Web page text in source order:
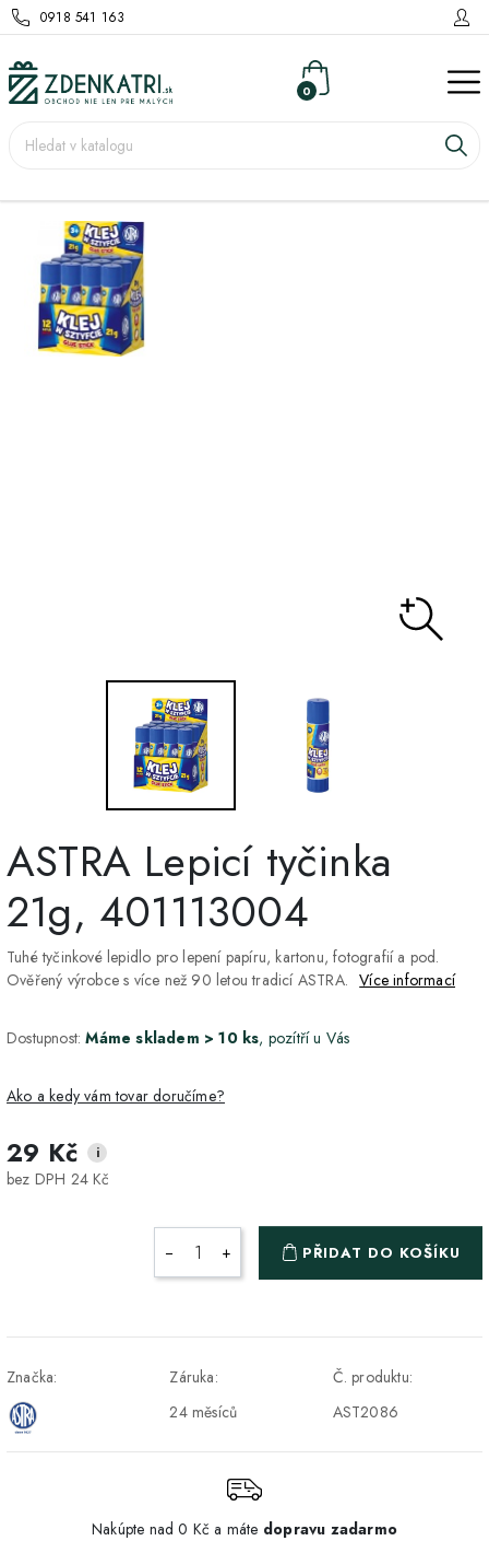
0918 541 163
0
ASTRA Lepicí tyčinka
21g, 401113004
Tuhé tyčinkové lepidlo pro lepení papíru, kartonu, fotografií a pod.
Ověřený výrobce s více než 90 letou tradicí ASTRA. Více informací
Dostupnost:Máme skladem > 10 ks, pozítří u Vás
Ako a kedy vám tovar doručíme?
DPD Home - doručenie
na adresu
DPD - Odberné miesto
1-2 pracovné dni 3 Kč
29 Kč i
bez DPH 24 Kč
− + PŘIDAT DO KOŠÍKU
Značka:
Záruka:
24 měsíců
Č. produktu:
AST2086
Nakúpte nad 0 Kč a máte dopravu zadarmo